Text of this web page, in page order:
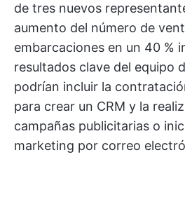
de tres nuevos
aumento del número de
embarcaciones en un 40 %
resultados clave del equipo
podrían incluir la
para crear un CRM y la
campañas publicitarias o
marketing por correo